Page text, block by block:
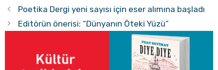
Poetika Dergi yeni sayısı için eser alımına başladı
Editörün önerisi: “Dünyanın Öteki Yüzü”